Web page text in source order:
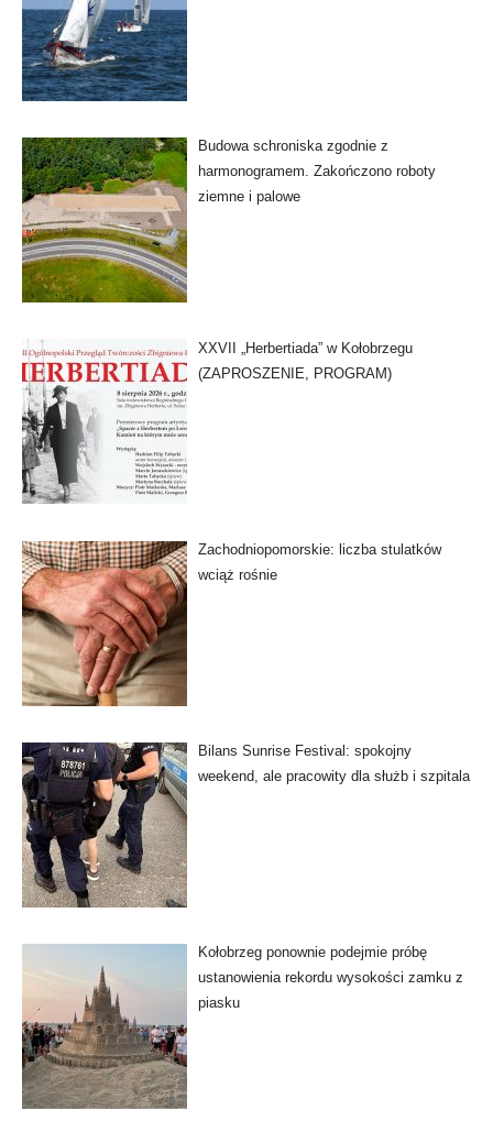
Budowa schroniska zgodnie z
harmonogramem. Zakończono roboty
ziemne i palowe
XXVII „Herbertiada” w Kołobrzegu
(ZAPROSZENIE, PROGRAM)
Zachodniopomorskie: liczba stulatków
wciąż rośnie
Bilans Sunrise Festival: spokojny
weekend, ale pracowity dla służb i szpitala
Kołobrzeg ponownie podejmie próbę
ustanowienia rekordu wysokości zamku z
piasku